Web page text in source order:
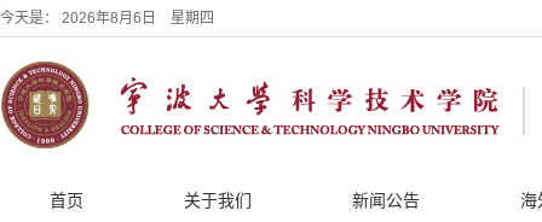
今天是： 2026年8月6日 星期四
首页 关于我们 新闻公告 海